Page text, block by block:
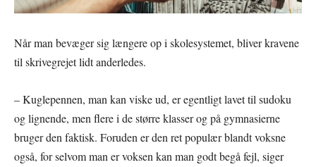
Når man bevæger sig længere op i skolesystemet, bliver kravene
til skrivegrejet lidt anderledes.
– Kuglepennen, man kan viske ud, er egentligt lavet til sudoku
og lignende, men flere i de større klasser og på gymnasierne
bruger den faktisk. Foruden er den ret populær blandt voksne
også, for selvom man er voksen kan man godt begå fejl, siger